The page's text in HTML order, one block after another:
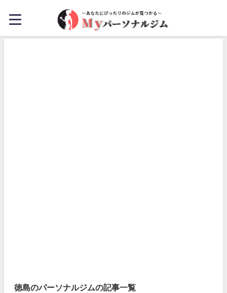
徳島のパーソナルジムの記事一覧